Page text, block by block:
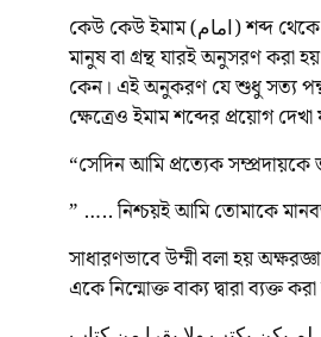
কেউ কেউ ইমাম (امام) শব্দ থেকে উম্মী শব্দের উৎপত্তি বলে অভিমত ব্যক্ত করেছেন। তাদের যুক্তি হলো,
মানুষ বা গ্রন্থ যারই অনুসরণ করা
কেন। এই অনুকরণ যে শুধু সত্য
ক্ষেত্রেও ইমাম শব্দের প্রয়োগ
“সেদিন আমি প্রত্যেক
” ….. নিশ্চয়ই আমি তোমাকে
সাধারণভাবে উম্মী বলা হয়
একে নিন্মোক্ত বাক্য দ্বারা ব্যক্ত